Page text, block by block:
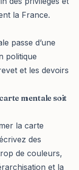
la France.
passe d’une
politique
et les devoirs
mentale soit
la carte
des
de couleurs,
et la